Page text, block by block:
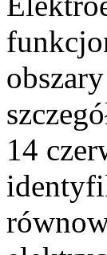
14